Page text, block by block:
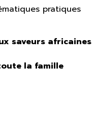
pratiques
saveurs africaines
la famille